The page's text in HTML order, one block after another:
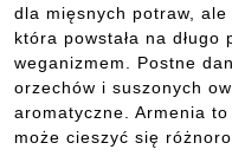
dla mięsnych potraw,
która powstała na długo
weganizmem. Postne
orzechów i suszonych
aromatyczne. Armenia
może cieszyć się